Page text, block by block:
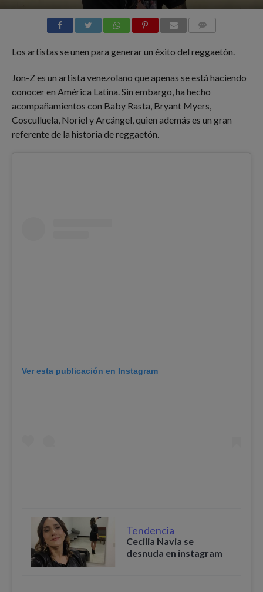
Los artistas se unen para generar un éxito del reggaetón.
Jon-Z es un artista venezolano que apenas se está haciendo
conocer en América Latina. Sin embargo, ha hecho
acompañamientos con Baby Rasta, Bryant Myers,
Cosculluela, Noriel y Arcángel, quien además es un gran
referente de la historia de reggaetón.
Ver esta publicación en Instagram
Tendencia
Cecilia Navia se
desnuda en instagram